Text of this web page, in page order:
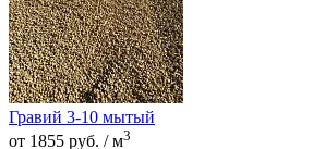
Гравий 3-10 мытый
от 1855 руб. / м3